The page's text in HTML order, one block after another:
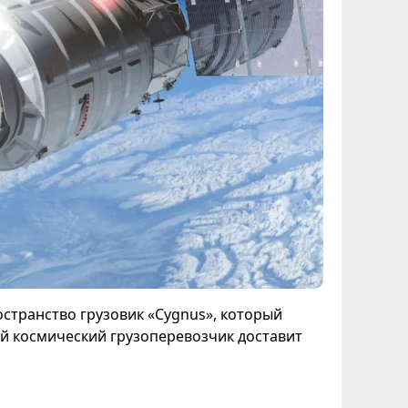
грузовик «Cygnus», который
грузоперевозчик доставит